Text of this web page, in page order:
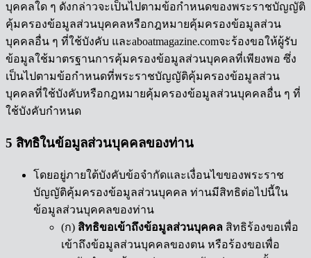
บุคคลใด ๆ ดังกล่าวจะเป็นไปตามข้อกำหนดของพระราชบัญญัติ
คุ้มครองข้อมูลส่วนบุคคลหรือกฎหมายคุ้มครองข้อมูลส่วน
บุคคลอื่น ๆ ที่ใช้บังคับ และaboatmagazine.comจะร้องขอให้ผู้รับ
ข้อมูลใช้มาตรฐานการคุ้มครองข้อมูลส่วนบุคคลที่เพียงพอ ซึ่ง
เป็นไปตามข้อกำหนดที่พระราชบัญญัติคุ้มครองข้อมูลส่วน
บุคคลที่ใช้บังคับหรือกฎหมายคุ้มครองข้อมูลส่วนบุคคลอื่น ๆ ที่
ใช้บังคับกำหนด
5 สิทธิในข้อมูลส่วนบุคคลของท่าน
โดยอยู่ภายใต้บังคับข้อจำกัดและเงื่อนไขของพระราช
บัญญัติคุ้มครองข้อมูลส่วนบุคคล ท่านมีสิทธิต่อไปนี้ใน
ข้อมูลส่วนบุคคลของท่าน
(ก) สิทธิขอเข้าถึงข้อมูลส่วนบุคคล สิทธิร้องขอเพื่อ
เข้าถึงข้อมูลส่วนบุคคลของตน หรือร้องขอเพื่อ